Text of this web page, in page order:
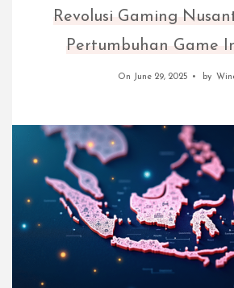
Revolusi Gaming
Pertumbuhan Game
On June 29, 2025 by